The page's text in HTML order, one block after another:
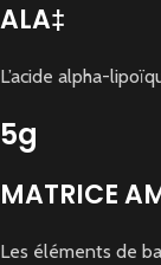
ALA‡
L’acide alpha-
5g
MATRICE
Les éléments de